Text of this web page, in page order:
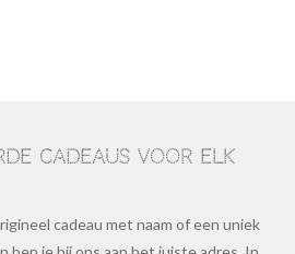
cadeaus voor elk
cadeau met naam of een uniek